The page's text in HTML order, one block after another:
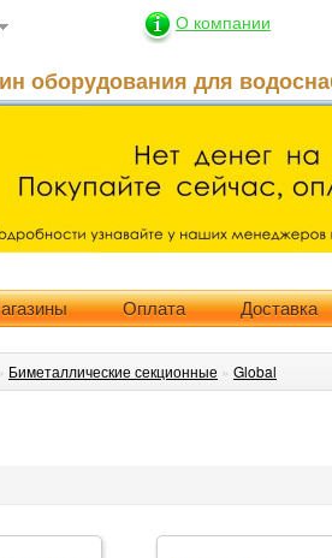
О компании
оборудования для
Оплата Доставка
Биметаллические секционные » Global